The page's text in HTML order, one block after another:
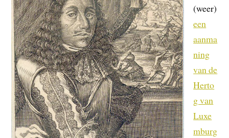
(weer)
een
aanma
ning
van de
Herto
g van
Luxe
mburg